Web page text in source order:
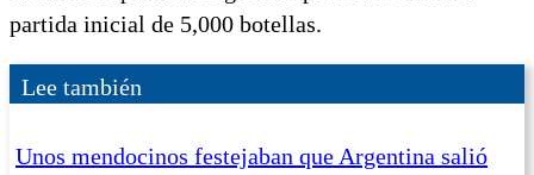
partida inicial de 5,000 botellas.
Lee también
Unos mendocinos festejaban que Argentina salió